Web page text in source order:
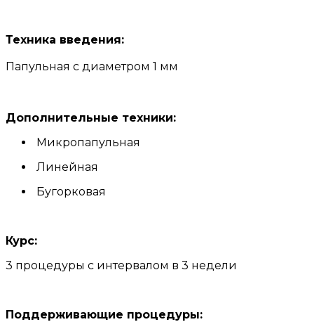
Техника введения:
Папульная с диаметром 1 мм
Дополнительные техники:
Микропапульная
Линейная
Бугорковая
Курс:
3 процедуры с интервалом в 3 недели
Поддерживающие процедуры: